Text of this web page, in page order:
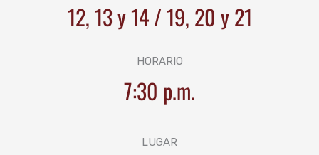
12, 13 y 14 / 19, 20 y 21
HORARIO
7:30 p.m.
LUGAR